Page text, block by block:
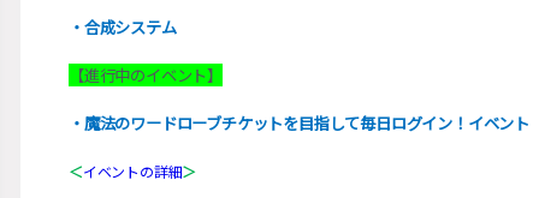
・合成システム
【進行中のイベント】
・魔法のワードローブチケットを目指して毎日ログイン！イベント
＜イベントの詳細＞